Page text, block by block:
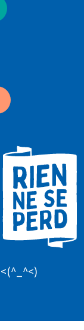
<(^_^<)